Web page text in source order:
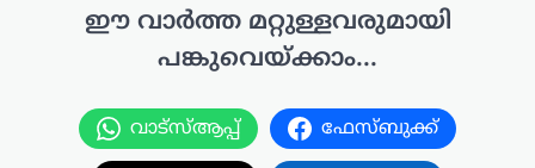
ഈ വാർത്ത മറ്റുള്ളവരുമായി
പങ്കുവെയ്ക്കാം...
വാട്സ്ആപ്പ് ഫേസ്ബുക്ക്